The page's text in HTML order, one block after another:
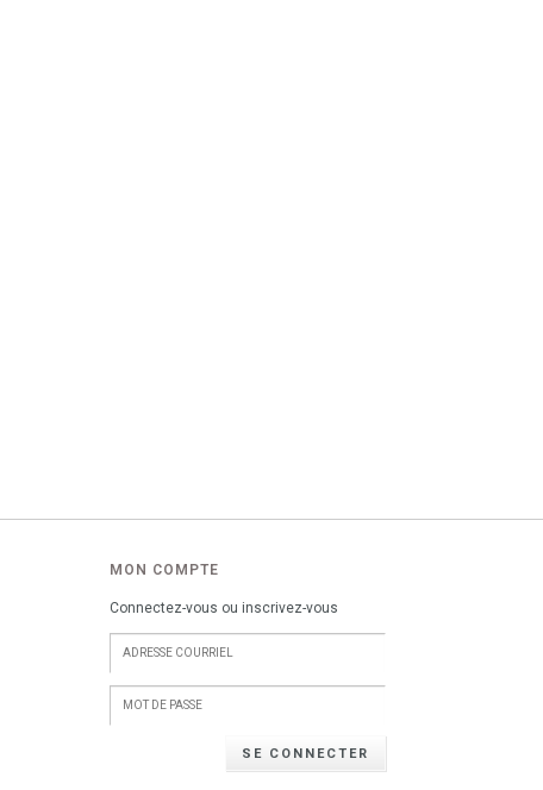
MON COMPTE
Connectez-vous ou inscrivez-vous
SE CONNECTER